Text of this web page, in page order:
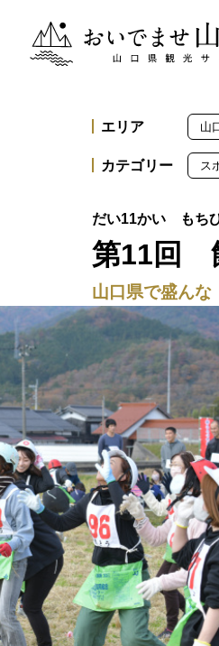
おいでませ山口へー山口県観
第11回
山口県で盛んな
エリア 山
カテゴリー ス